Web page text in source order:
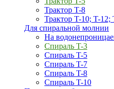
Трактор T-8
Трактор T-10; T-12;
Для спиральной молнии
На
Спираль T-3
Спираль T-5
Спираль T-7
Спираль T-8
Спираль T-10